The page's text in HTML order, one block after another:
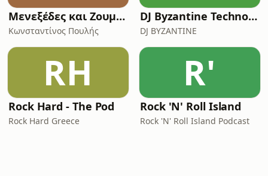
Μενεξέδες και Ζουμπούλια
Κωνσταντίνος Πουλής
DJ Byzantine Techno Podcast
DJ BYZANTINE
RH
Rock Hard - The Pod
Rock Hard Greece
R'
Rock 'N' Roll Island
Rock 'N' Roll Island Podcast